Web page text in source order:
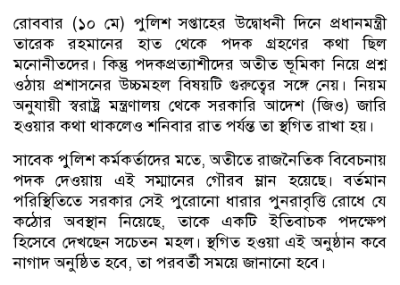
রোববার (১০ মে) পুলিশ সপ্তাহের উদ্বোধনী দিনে প্রধানমন্ত্রী
তারেক রহমানের হাত থেকে পদক গ্রহণের কথা ছিল
মনোনীতদের। কিন্তু পদকপ্রত্যাশীদের অতীত ভূমিকা নিয়ে প্রশ্ন
ওঠায় প্রশাসনের উচ্চমহল বিষয়টি গুরুত্বের সঙ্গে নেয়। নিয়ম
অনুযায়ী স্বরাষ্ট্র মন্ত্রণালয় থেকে সরকারি আদেশ (জিও) জারি
হওয়ার কথা থাকলেও শনিবার রাত পর্যন্ত তা স্থগিত রাখা হয়।
​সাবেক পুলিশ কর্মকর্তাদের মতে, অতীতে রাজনৈতিক বিবেচনায়
পদক দেওয়ায় এই সম্মানের গৌরব ম্লান হয়েছে। বর্তমান
পরিস্থিতিতে সরকার সেই পুরোনো ধারার পুনরাবৃত্তি রোধে যে
কঠোর অবস্থান নিয়েছে, তাকে একটি ইতিবাচক পদক্ষেপ
হিসেবে দেখছেন সচেতন মহল। স্থগিত হওয়া এই অনুষ্ঠান কবে
নাগাদ অনুষ্ঠিত হবে, তা পরবর্তী সময়ে জানানো হবে।